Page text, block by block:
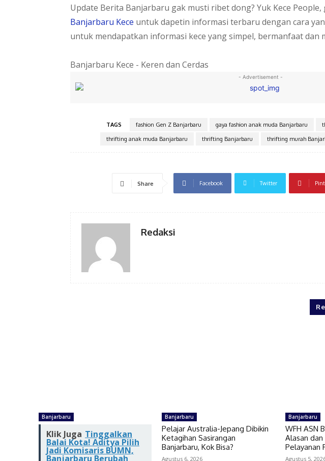
Update Berita Banjarbaru gak musti ribet dong? Yuk Kece People,
Banjarbaru Kece untuk dapetin informasi terbaru dengan cara
untuk mendapatkan informasi kece yang simpel, bermanfaat dan
Banjarbaru Kece - Keren dan Cerdas
- Advertisement -
TAGS fashion Gen Z Banjarbaru gaya fashion anak muda Banjarbaru
thrifting anak muda Banjarbaru
thrifting Banjarbaru thrifting murah
Share Facebook Twitter
Redaksi
Banjarbaru
Klik Juga Tinggalkan
Balai Kota! Aditya Pilih
Jadi Komisaris BUMN,
Banjarbaru Berubah
Banjarbaru
Pelajar Australia-Jepang Dibikin
Ketagihan Sasirangan
Banjarbaru, Kok Bisa?
Agustus 6, 2026
Banjarbaru
WFH ASN
Alasan
Pelayanan
Agustus 5,